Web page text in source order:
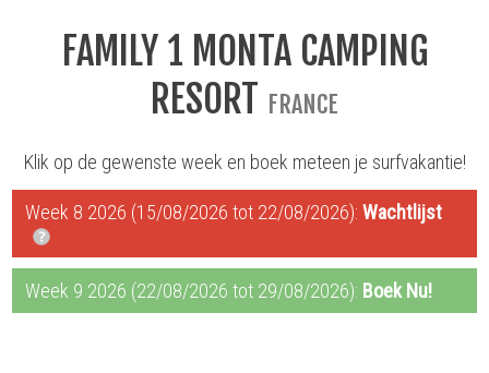
FAMILY 1 MONTA CAMPING
RESORT FRANCE
Klik op de gewenste week en boek meteen je surfvakantie!
Week 8 2026 (15/08/2026 tot 22/08/2026):Wachtlijst
Week 9 2026 (22/08/2026 tot 29/08/2026): Boek Nu!